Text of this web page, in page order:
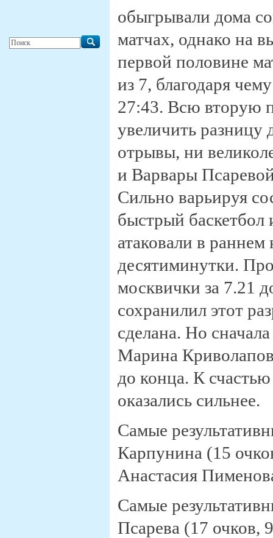
обыгрывали дома
матчах, однако на
первой половине
из 7, благодаря
27:43. Всю вторую
увеличить
отрывы, ни
и Варвары
Сильно варьируя
быстрый баскетбол
атаковали в
десятиминутки.
москвички за 7.21
сохранилил этот
сделана. Но
Марина
до конца. К
оказались сильнее.
Самые
Карпунина (15
Анастасия
Самые
Псарева (17 очков,